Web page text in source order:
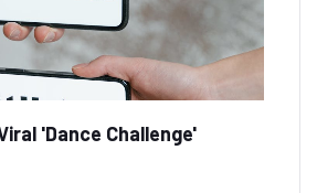
'Dance Challenge'